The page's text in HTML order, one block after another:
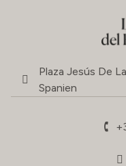
Plaza Jesús De
Spanien